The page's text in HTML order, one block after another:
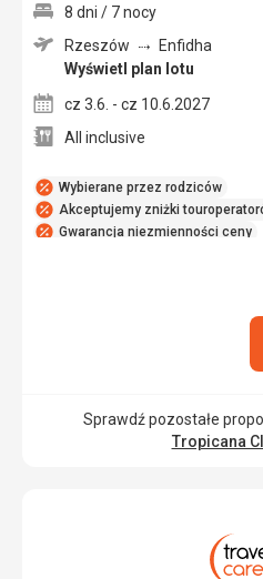
Wybierane przez rodziców
Akceptujemy zniżki
Gwarancja niezmienności ceny
8 dni / 7 nocy
Rzeszów
Enfidha
Wyświetl plan lotu
cz 3.6. - cz 10.6.2027
All inclusive
Sprawdź pozostałe
Tropicana